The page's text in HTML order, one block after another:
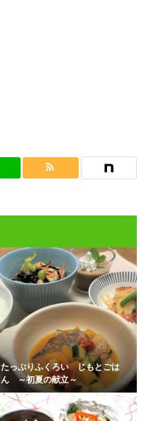
たっぷりふくろい じもとごは
ん ～初夏の献立～